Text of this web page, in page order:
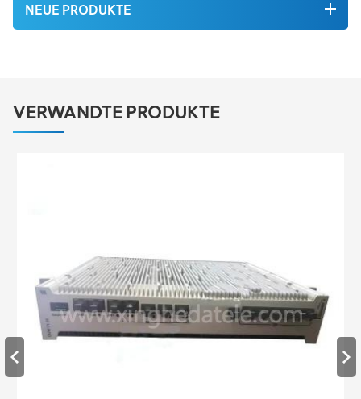
NEUE PRODUKTE
VERWANDTE PRODUKTE